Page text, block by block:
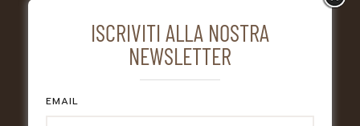
ISCRIVITI ALLA NOSTRA
NEWSLETTER
EMAIL